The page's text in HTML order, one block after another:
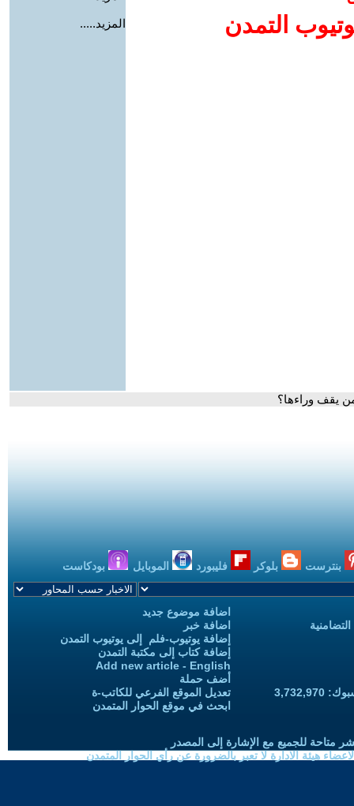
التمدن
المزيد.....
يقف وراءها؟
بنترست بلوكر فليبورد الموبايل بودكاست
اضافة موضوع جديد
اضافة خبر
إضافة يوتيوب-فلم إلى يوتيوب التمدن
إضافة كتاب إلى مكتبة التمدن
Add new article - English
أضف حملة
تعديل الموقع الفرعي للكاتب-ة
ابحث في موقع الحوار المتمدن
متاحة للجميع مع الإشارة إلى المصدر
هيئة الادارة لا تعبر بالضرورة عن رأي الحوار المتمدن